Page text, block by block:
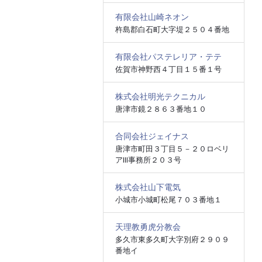
有限会社山崎ネオン
杵島郡白石町大字堤２５０４番地
有限会社パステレリア・テテ
佐賀市神野西４丁目１５番１号
株式会社明光テクニカル
唐津市鏡２８６３番地１０
合同会社ジェイナス
唐津市町田３丁目５－２０ロベリ
アⅢ事務所２０３号
株式会社山下電気
小城市小城町松尾７０３番地１
天理教勇虎分教会
多久市東多久町大字別府２９０９
番地イ